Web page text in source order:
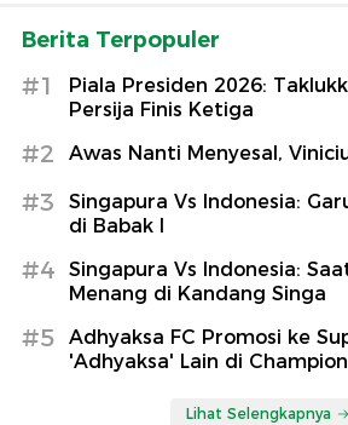
Berita Terpopuler
#1
Piala Presiden 2026:
Persija Finis Ketiga
#2 Awas Nanti Menyesal,
#3
Singapura Vs Indonesia:
di Babak I
#4
Singapura Vs Indonesia:
Menang di Kandang Singa
#5
Adhyaksa FC Promosi ke
'Adhyaksa' Lain di
Lihat Selengkapnya